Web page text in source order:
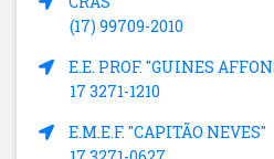
(17) 99709-2010
E.E. PROF. "GUINES
17 3271-1210
E.M.E.F. "CAPITÃO NEVES"